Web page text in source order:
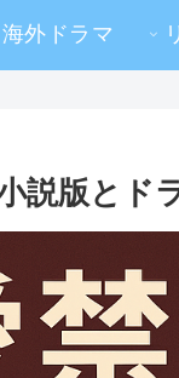
海外ドラマ
説版とド